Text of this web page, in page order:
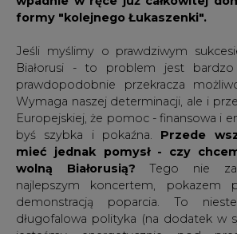
formy "kolejnego Łukaszenki".
Jeśli myślimy o prawdziwym
Białorusi - to problem jest
prawdopodobnie przekracza
Wymaga naszej determinacji, ale i
Europejskiej, że pomoc - finansowa i
byś szybka i pokaźna. Przede
mieć jednak pomysł - czy
wolną Białorusią? Tego nie
najlepszym koncertem, pokazem
demonstracją poparcia. To
długofalowa polityka (na dodatek w